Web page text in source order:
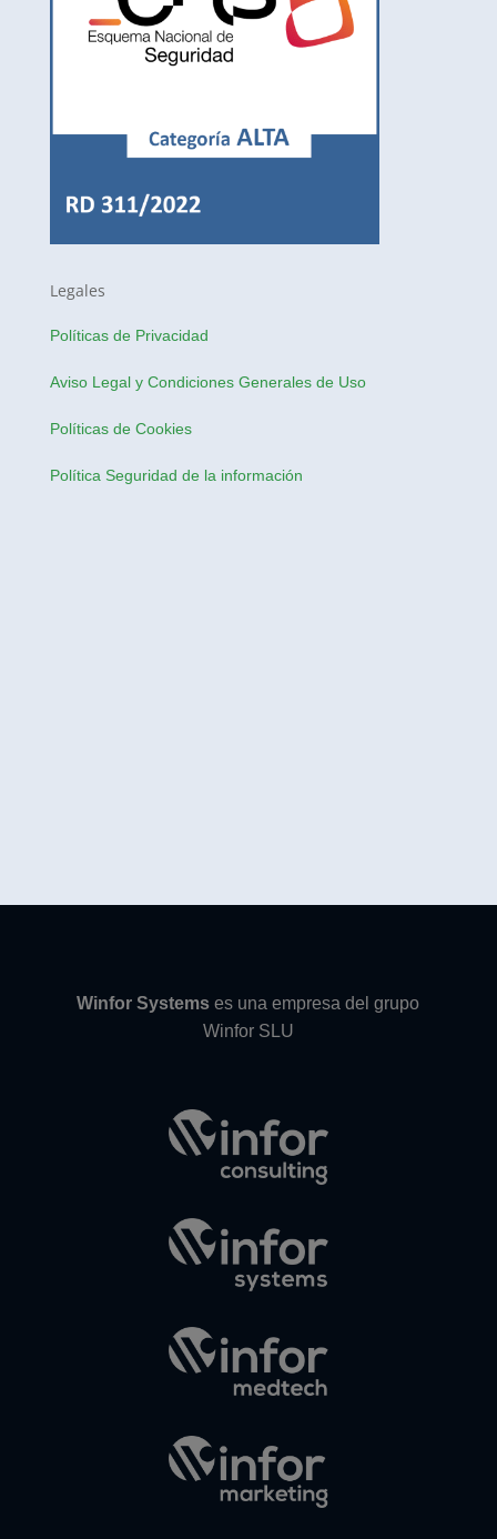
Legales
Políticas de Privacidad
Aviso Legal y Condiciones Generales de Uso
Políticas de Cookies
Política Seguridad de la información
Winfor Systems es una empresa del grupo
Winfor SLU